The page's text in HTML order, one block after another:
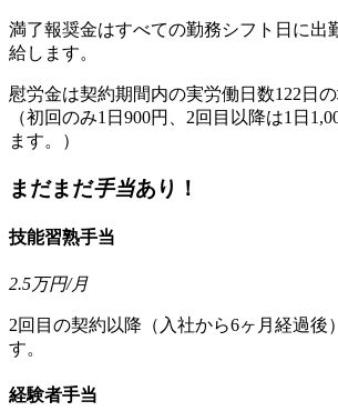
満了報奨金はすべての勤務シフト日に出
給します。
慰労金は契約期間内の実労働日数122日の
（初回のみ1日900円、2回目以降は1日
ます。）
まだまだ手当あり！
技能習熟手当
2.5万円/月
2回目の契約以降（入社から6ヶ月経過後
す。
経験者手当